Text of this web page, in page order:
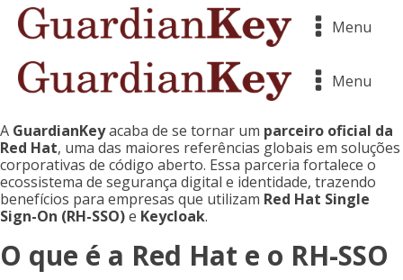
Menu
Menu
A GuardianKeyacaba de se tornar um parceiro oficial da
Red Hat, uma das maiores referências globais em soluções
corporativas de código aberto. Essa parceria fortalece o
ecossistema de segurança digital e identidade, trazendo
benefícios para empresas que utilizam Red Hat Single
Sign-On (RH-SSO)e Keycloak.
O que é a Red Hat e o RH-SSO